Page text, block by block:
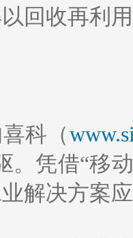
回收再利
科（
。凭借“移
解决方案